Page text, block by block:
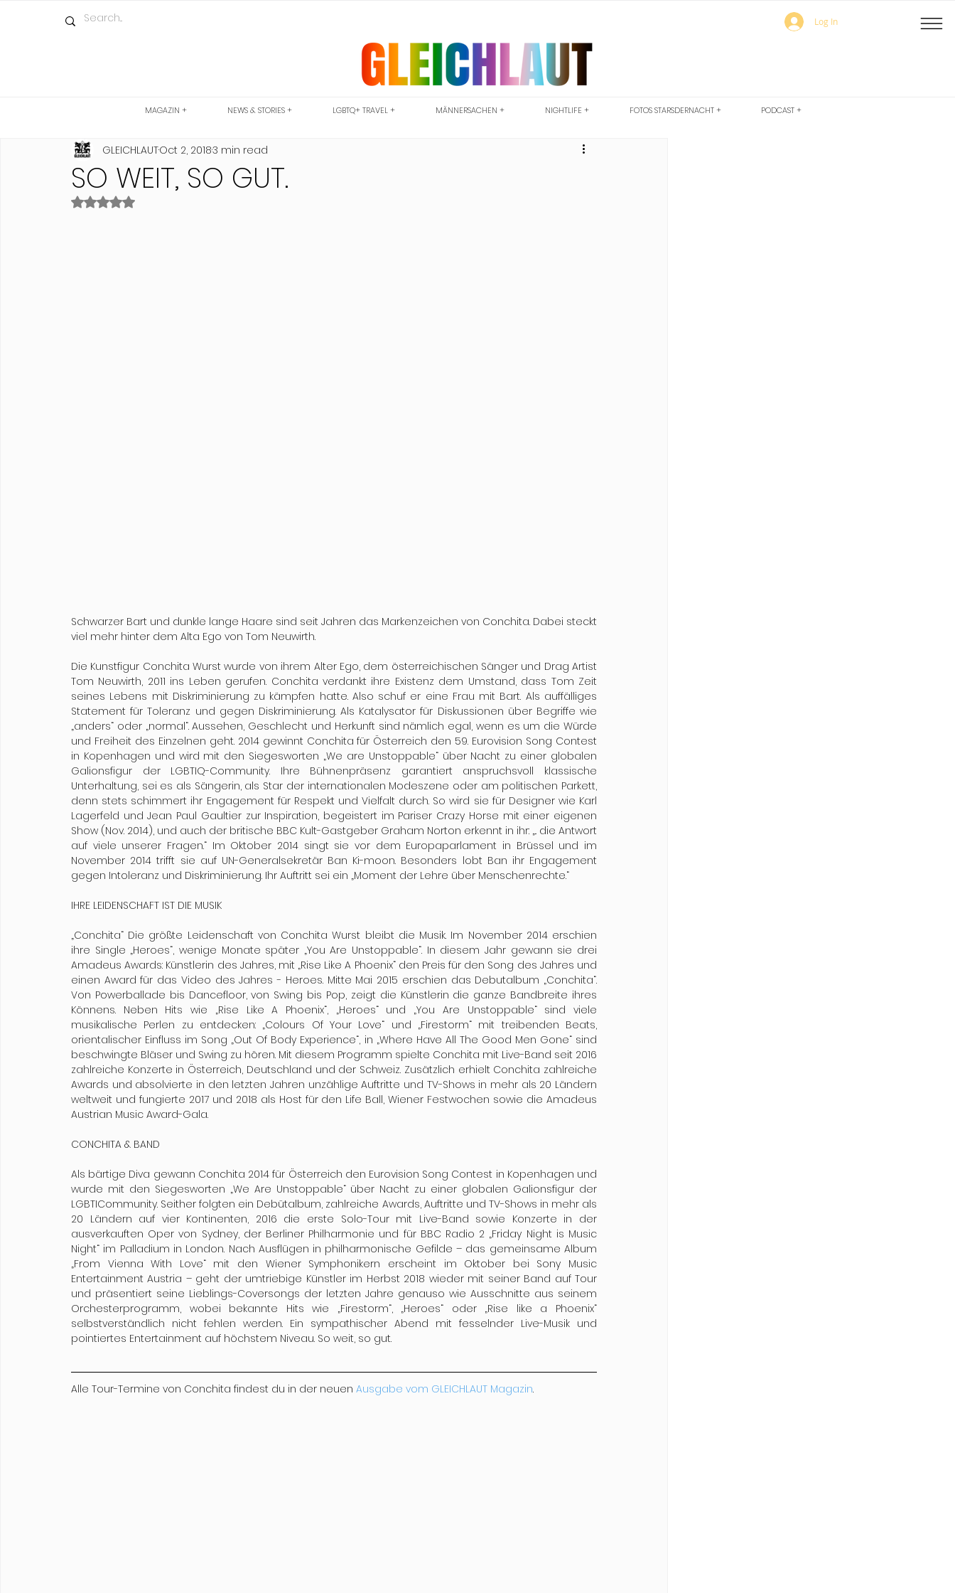
Log In
MAGAZIN + NEWS & STORIES + LGBTQ+ TRAVEL + MÄNNERSACHEN + NIGHTLIFE + FOTOS STARSDERNACHT + PODCAST +
SO WEIT, SO GUT.
GLEICHLAUTOct 2, 20183 min read
Rated NaN out of 5 stars.
Schwarzer Bart und dunkle lange Haare sind seit Jahren das Markenzeichen von Conchita. Dabei steckt
viel mehr hinter dem Alta Ego von Tom Neuwirth.
Die Kunstfigur Conchita Wurst wurde von ihrem Alter Ego, dem österreichischen Sänger und Drag Artist
Tom Neuwirth, 2011 ins Leben gerufen. Conchita verdankt ihre Existenz dem Umstand, dass Tom Zeit
seines Lebens mit Diskriminierung zu kämpfen hatte. Also schuf er eine Frau mit Bart. Als auffälliges
Statement für Toleranz und gegen Diskriminierung. Als Katalysator für Diskussionen über Begriffe wie
„anders“ oder „normal“. Aussehen, Geschlecht und Herkunft sind nämlich egal, wenn es um die Würde
und Freiheit des Einzelnen geht. 2014 gewinnt Conchita für Österreich den 59. Eurovision Song Contest
in Kopenhagen und wird mit den Siegesworten „We are Unstoppable“ über Nacht zu einer globalen
Galionsfigur der LGBTIQ-Community. Ihre Bühnenpräsenz garantiert anspruchsvoll klassische
Unterhaltung, sei es als Sängerin, als Star der internationalen Modeszene oder am politischen Parkett,
denn stets schimmert ihr Engagement für Respekt und Vielfalt durch. So wird sie für Designer wie Karl
Lagerfeld und Jean Paul Gaultier zur Inspiration, begeistert im Pariser Crazy Horse mit einer eigenen
Show (Nov. 2014), und auch der britische BBC Kult-Gastgeber Graham Norton erkennt in ihr: „.. die Antwort
auf viele unserer Fragen.“ Im Oktober 2014 singt sie vor dem Europaparlament in Brüssel und im
November 2014 trifft sie auf UN-Generalsekretär Ban Ki-moon. Besonders lobt Ban ihr Engagement
gegen Intoleranz und Diskriminierung. Ihr Auftritt sei ein „Moment der Lehre über Menschenrechte.“
IHRE LEIDENSCHAFT IST DIE MUSIK
„Conchita“ Die größte Leidenschaft von Conchita Wurst bleibt die Musik. Im November 2014 erschien
ihre Single „Heroes“, wenige Monate später „You Are Unstoppable“. In diesem Jahr gewann sie drei
Amadeus Awards: Künstlerin des Jahres, mit „Rise Like A Phoenix“ den Preis für den Song des Jahres und
einen Award für das Video des Jahres - Heroes. Mitte Mai 2015 erschien das Debutalbum „Conchita“.
Von Powerballade bis Dancefloor, von Swing bis Pop, zeigt die Künstlerin die ganze Bandbreite ihres
Könnens. Neben Hits wie „Rise Like A Phoenix“, „Heroes“ und „You Are Unstoppable“ sind viele
musikalische Perlen zu entdecken: „Colours Of Your Love“ und „Firestorm“ mit treibenden Beats,
orientalischer Einfluss im Song „Out Of Body Experience“, in „Where Have All The Good Men Gone“ sind
beschwingte Bläser und Swing zu hören. Mit diesem Programm spielte Conchita mit Live-Band seit 2016
zahlreiche Konzerte in Österreich, Deutschland und der Schweiz. Zusätzlich erhielt Conchita zahlreiche
Awards und absolvierte in den letzten Jahren unzählige Auftritte und TV-Shows in mehr als 20 Ländern
weltweit und fungierte 2017 und 2018 als Host für den Life Ball, Wiener Festwochen sowie die Amadeus
Austrian Music Award-Gala.
CONCHITA & BAND
Als bärtige Diva gewann Conchita 2014 für Österreich den Eurovision Song Contest in Kopenhagen und
wurde mit den Siegesworten „We Are Unstoppable“ über Nacht zu einer globalen Galionsfigur der
LGBTICommunity. Seither folgten ein Debütalbum, zahlreiche Awards, Auftritte und TV-Shows in mehr als
20 Ländern auf vier Kontinenten, 2016 die erste Solo-Tour mit Live-Band sowie Konzerte in der
ausverkauften Oper von Sydney, der Berliner Philharmonie und für BBC Radio 2 „Friday Night is Music
Night“ im Palladium in London. Nach Ausflügen in philharmonische Gefilde – das gemeinsame Album
„From Vienna With Love“ mit den Wiener Symphonikern erscheint im Oktober bei Sony Music
Entertainment Austria – geht der umtriebige Künstler im Herbst 2018 wieder mit seiner Band auf Tour
und präsentiert seine Lieblings-Coversongs der letzten Jahre genauso wie Ausschnitte aus seinem
Orchesterprogramm, wobei bekannte Hits wie „Firestorm“, „Heroes“ oder „Rise like a Phoenix“
selbstverständlich nicht fehlen werden. Ein sympathischer Abend mit fesselnder Live-Musik und
pointiertes Entertainment auf höchstem Niveau. So weit, so gut.
Alle Tour-Termine von Conchita findest du in der neuen Ausgabe vom GLEICHLAUT Magazin.